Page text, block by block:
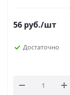
56 руб./шт
Достаточно